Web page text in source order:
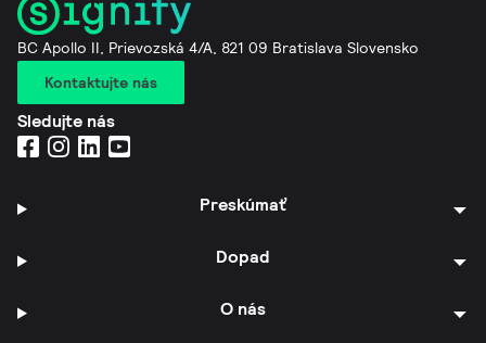
BC Apollo II, Prievozská 4/A, 821 09 Bratislava Slovensko
Kontaktujte nás
Sledujte nás
Preskúmať
Dopad
O nás